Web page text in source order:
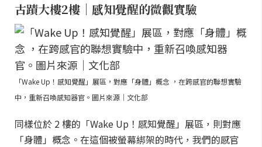
古蹟大樓2樓｜感知覺醒的微觀實驗
「Wake Up！感知覺醒」展區，對應「身體」概念 ，在跨感官的聯想實驗
中，重新召喚感知器官。圖片來源｜文化部
同樣位於 2 樓的「Wake Up！感知覺醒」展區，則對應
「身體」概念。在這個被螢幕綁架的時代，我們的感官